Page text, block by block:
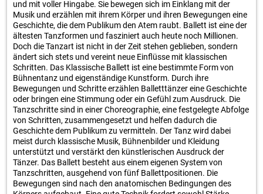
und mit voller Hingabe. Sie bewegen sich im Einklang mit der
Musik und erzählen mit ihrem Körper und ihren Bewegungen eine
Geschichte, die dem Publikum den Atem raubt. Ballett ist eine der
ältesten Tanzformen und fasziniert auch heute noch Millionen.
Doch die Tanzart ist nicht in der Zeit stehen geblieben, sondern
ändert sich stets und vereint neue Einflüsse mit klassischen
Schritten. Das Klassische Ballett ist eine bestimmte Form von
Bühnentanz und eigenständige Kunstform. Durch ihre
Bewegungen und Schritte erzählen Balletttänzer eine Geschichte
oder bringen eine Stimmung oder ein Gefühl zum Ausdruck. Die
Tanzschritte sind in einer Choreographie, eine festgelegte Abfolge
von Schritten, zusammengesetzt und helfen dadurch die
Geschichte dem Publikum zu vermitteln. Der Tanz wird dabei
meist durch klassische Musik, Bühnenbilder und Kleidung
unterstützt und verstärkt den künstlerischen Ausdruck der
Tänzer. Das Ballett besteht aus einem eigenen System von
Tanzschritten, ausgehend von fünf Ballettpositionen. Die
Bewegungen sind nach den anatomischen Bedingungen des